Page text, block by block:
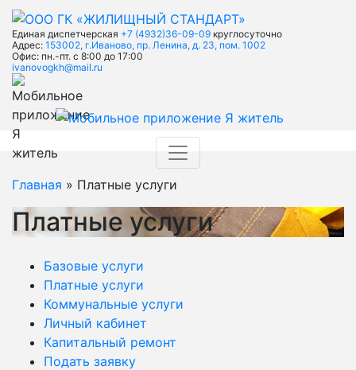
Единая диспетчерская +7 (4932)36-09-09 круглосуточно
Адрес: 153002, г.Иваново, пр. Ленина, д. 23, пом. 1002
Офис: пн.-пт. с 8:00 до 17:00
ivanovogkh@mail.ru
Главная » Платные услуги
Платные услуги
Базовые услуги
Платные услуги
Коммунальные услуги
Личный кабинет
Капитальный ремонт
Подать заявку